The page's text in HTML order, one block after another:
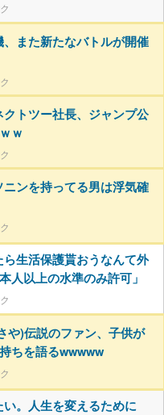
、また新たなバトルが開催
クトツー社長、ジャンプ公
ｗ
ニンを持ってる男は浮気確
生活保護貰おうなんて外
人以上の水準のみ許可」
や)伝説のファン、子供が
ちを語るwwwww
。人生を変えるために